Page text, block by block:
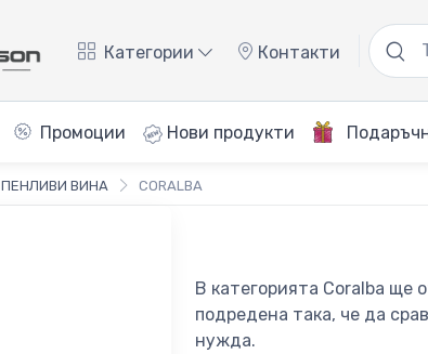
Категории Контакти
Промоции Нови продукти
ПЕНЛИВИ ВИНА CORALBA
В категорията Coralba ще
подредена така, че да
нужда.